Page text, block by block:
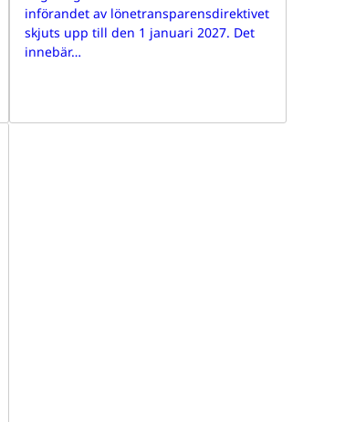
införandet av lönetransparensdirektivet
skjuts upp till den 1 januari 2027. Det
innebär…